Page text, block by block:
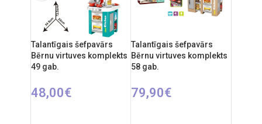
Talantīgais šefpavārs
Bērnu virtuves komplekts
49 gab.
48,00€
Talantīgais šefpavārs
Bērnu virtuves komplekts
58 gab.
79,90€